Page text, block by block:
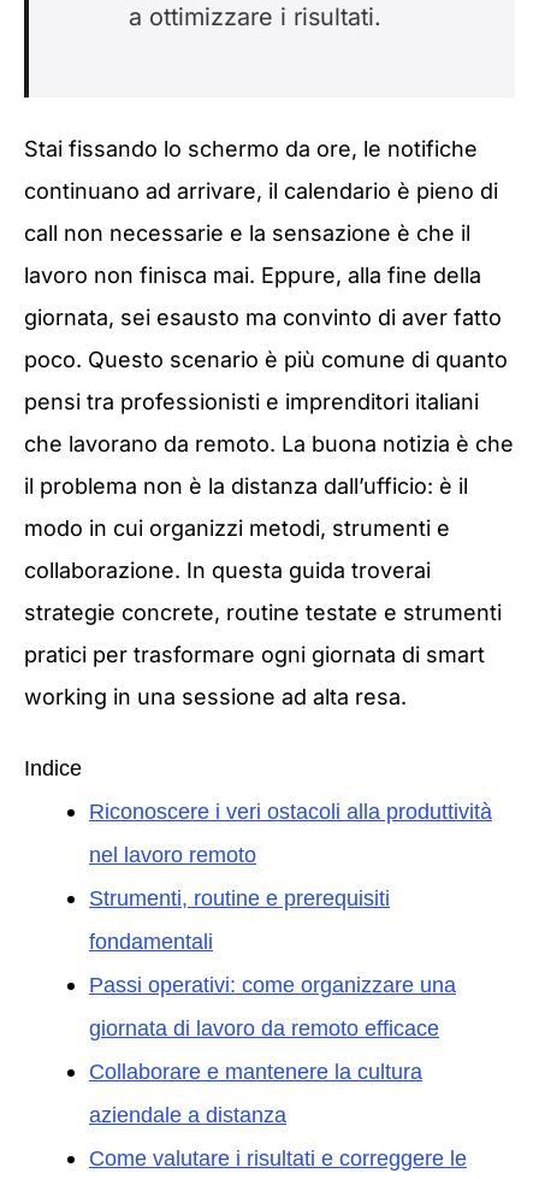
a ottimizzare i risultati.
Stai fissando lo schermo da ore, le notifiche
continuano ad arrivare, il calendario è pieno di
call non necessarie e la sensazione è che il
lavoro non finisca mai. Eppure, alla fine della
giornata, sei esausto ma convinto di aver fatto
poco. Questo scenario è più comune di quanto
pensi tra professionisti e imprenditori italiani
che lavorano da remoto. La buona notizia è che
il problema non è la distanza dall’ufficio: è il
modo in cui organizzi metodi, strumenti e
collaborazione. In questa guida troverai
strategie concrete, routine testate e strumenti
pratici per trasformare ogni giornata di smart
working in una sessione ad alta resa.
Indice
Riconoscere i veri ostacoli alla produttività
nel lavoro remoto
Strumenti, routine e prerequisiti
fondamentali
Passi operativi: come organizzare una
giornata di lavoro da remoto efficace
Collaborare e mantenere la cultura
aziendale a distanza
Come valutare i risultati e correggere le